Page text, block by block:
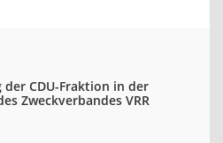
CDU-Fraktion in der
Zweckverbandes VRR